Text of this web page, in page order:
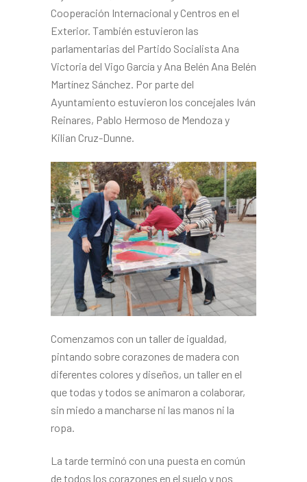
Cooperación Internacional y Centros en el
Exterior. También estuvieron las
parlamentarias del Partido Socialista Ana
Victoria del Vigo García y Ana Belén Ana Belén
Martínez Sánchez. Por parte del
Ayuntamiento estuvieron los concejales Iván
Reinares, Pablo Hermoso de Mendoza y
Kilian Cruz-Dunne.
Comenzamos con un taller de igualdad,
pintando sobre corazones de madera con
diferentes colores y diseños, un taller en el
que todas y todos se animaron a colaborar,
sin miedo a mancharse ni las manos ni la
ropa.
La tarde terminó con una puesta en común
de todos los corazones en el suelo y nos